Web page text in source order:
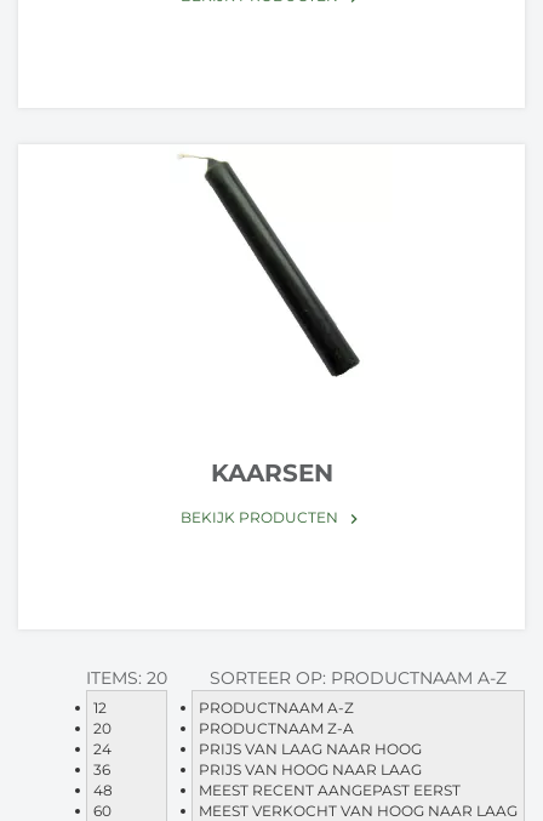
KAARSEN
BEKIJK PRODUCTEN keyboard_arrow_right
SORTEER OP: PRODUCTNAAM A-Z
PRODUCTNAAM A-Z
PRODUCTNAAM Z-A
PRIJS VAN LAAG NAAR HOOG
PRIJS VAN HOOG NAAR LAAG
MEEST RECENT AANGEPAST EERST
MEEST VERKOCHT VAN HOOG NAAR LAAG
ITEMS: 20
12
20
24
36
48
60